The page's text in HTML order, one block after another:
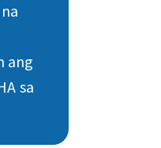
ang
sa